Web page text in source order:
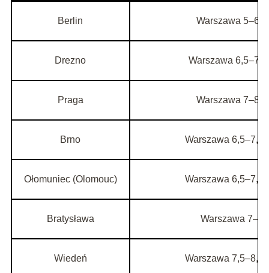
Berlin Warszawa 5–6
Drezno Warszawa
Praga Warszawa 7–8
Brno Warszawa 6,5–7,5
Ołomuniec (Olomouc) Warszawa 6,5–7,5
Bratysława Warszawa 7–8
Wiedeń Warszawa 7,5–8,5